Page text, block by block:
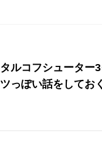
タルコフシューター
ツっぽい話をしてお